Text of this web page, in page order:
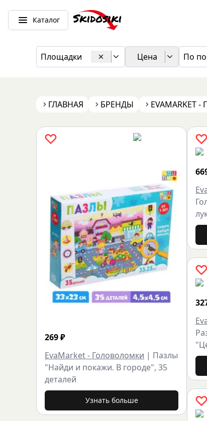
Каталог
Площадки Цена По
ГЛАВНАЯ БРЕНДЫ
269₽
EvaMarket - Головоломки | Пазлы
"Найди и покажи. В городе", 35
деталей
Узнать больше